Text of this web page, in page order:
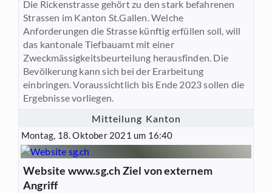
Die Rickenstrasse gehört zu den stark befahrenen
Strassen im Kanton St.Gallen. Welche
Anforderungen die Strasse künftig erfüllen soll, will
das kantonale Tiefbauamt mit einer
Zweckmässigkeitsbeurteilung herausfinden. Die
Bevölkerung kann sich bei der Erarbeitung
einbringen. Voraussichtlich bis Ende 2023 sollen die
Ergebnisse vorliegen.
Mitteilung Kanton
Montag, 18. Oktober 2021 um 16:40
Website www.sg.ch Ziel von externem
Angriff